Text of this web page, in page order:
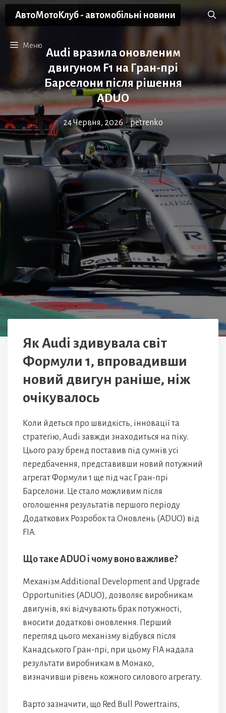
Перейти
АвтоМотоКлуб - автомобільні новини
Меню
Audi вразила оновленим
двигуном F1 на Гран-прі
Барселони після рішення
ADUO
24 Червня, 2026 • petrenko
Як Audi здивувала світ
Формули 1, впровадивши
новий двигун раніше, ніж
очікувалось
Коли йдеться про швидкість, інновації та
стратегію, Audi завжди знаходиться на піку.
Цього разу бренд поставив під сумнів усі
передбачення, представивши новий потужний
агрегат Формули 1 ще під час Гран-прі
Барселони. Це стало можливим після
оголошення результатів першого періоду
Додаткових Розробок та Оновлень (ADUO) від
FIA.
Що таке ADUO і чому воно важливе?
Механізм Additional Development and Upgrade
Opportunities (ADUO), дозволяє виробникам
двигунів, які відчувають брак потужності,
вносити додаткові оновлення. Перший
перегляд цього механізму відбувся після
Канадського Гран-прі, при цьому FIA надала
результати виробникам в Монако,
визначивши рівень кожного силового агрегату.
Варто зазначити, що Red Bull Powertrains,